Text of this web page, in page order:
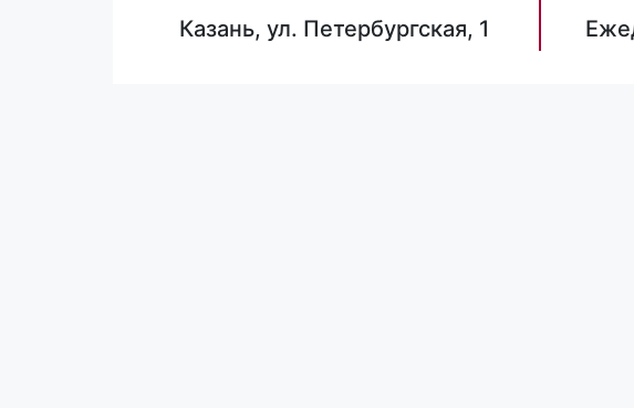
Казань, ул. Петербургская, 1